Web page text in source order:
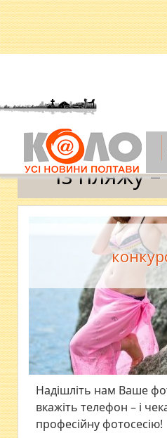
Головна » Із пляжу – в
Із пляжу
Надішліть нам Ваше
вкажіть телефон – і
професійну фотосесію!